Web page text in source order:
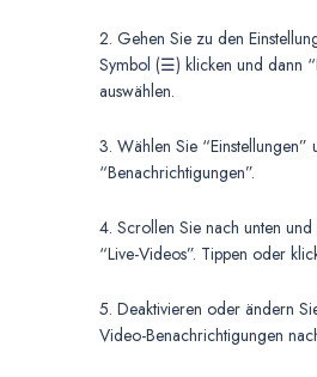
2. Gehen Sie zu den
Symbol (☰) klicken und dann
auswählen.
3. Wählen Sie “Einstellungen”
“Benachrichtigungen”.
4. Scrollen Sie nach unten
“Live-Videos”. Tippen oder
5. Deaktivieren oder ändern
Video-Benachrichtigungen